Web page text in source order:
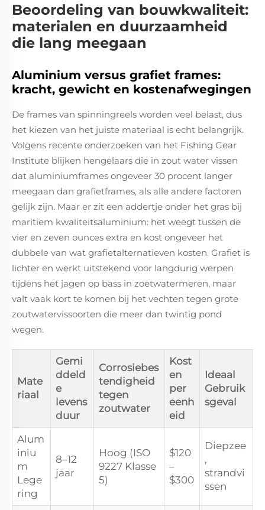
Beoordeling van bouwkwaliteit:
materialen en duurzaamheid
die lang meegaan
Aluminium versus grafiet frames:
kracht, gewicht en kostenafwegingen
De frames van spinningreels worden veel belast, dus
het kiezen van het juiste materiaal is echt belangrijk.
Volgens recente onderzoeken van het Fishing Gear
Institute blijken hengelaars die in zout water vissen
dat aluminiumframes ongeveer 30 procent langer
meegaan dan grafietframes, als alle andere factoren
gelijk zijn. Maar er zit een addertje onder het gras bij
maritiem kwaliteitsaluminium: het weegt tussen de
vier en zeven ounces extra en kost ongeveer het
dubbele van wat grafietalternatieven kosten. Grafiet is
lichter en werkt uitstekend voor langdurig werpen
tijdens het jagen op bass in zoetwatermeren, maar
valt vaak kort te komen bij het vechten tegen grote
zoutwatervissoorten die meer dan twintig pond
wegen.
Mate
riaal
Gemi
ddeld
e
levens
duur
Corrosiebes
tendigheid
tegen
zoutwater
Kost
en
per
eenh
eid
Ideaal
Gebruik
sgeval
Alum
iniu
m
Lege
ring
8–12
jaar
Hoog (ISO
9227 Klasse
5)
$120
–
$300
Diepzee
,
strandvi
ssen